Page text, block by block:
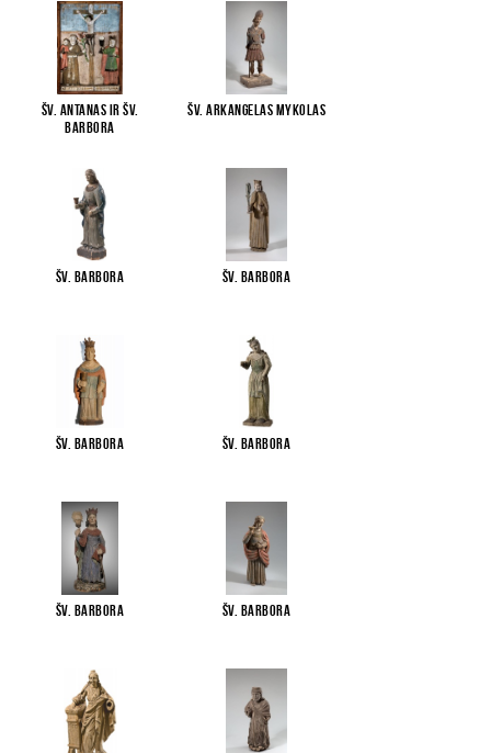
Šv. Antanas ir Šv.
Barbora
Šv. arkangelas Mykolas
Šv. Barbora Šv. Barbora
Šv. Barbora Šv. Barbora
Šv. Barbora Šv. Barbora